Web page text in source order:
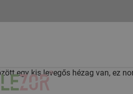
egy kis levegős hézag van, ez